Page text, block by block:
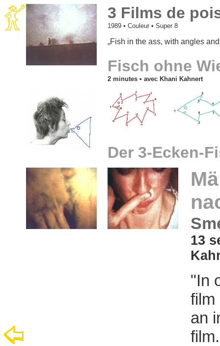
3 Films de
1989 • Couleur • Super 8
„Fish in the ass, with angles
Fisch ohne
2 minutes • avec Khani Kahnert
Der 3-Ecken-
13
"In
film
an